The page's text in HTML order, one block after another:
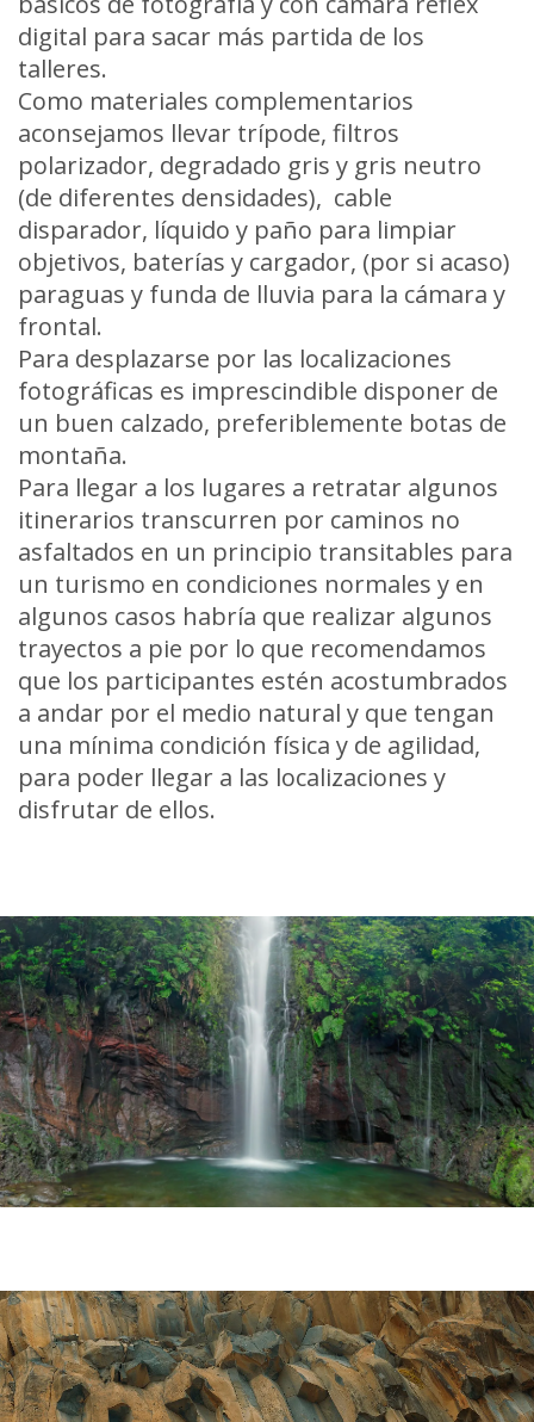
digital para sacar más partida de los
talleres.
Como materiales complementarios
aconsejamos llevar trípode, filtros
polarizador, degradado gris y gris neutro
(de diferentes densidades), cable
disparador, líquido y paño para limpiar
objetivos, baterías y cargador, (por si acaso)
paraguas y funda de lluvia para la cámara y
frontal.
Para desplazarse por las localizaciones
fotográficas es imprescindible disponer de
un buen calzado, preferiblemente botas de
montaña.
Para llegar a los lugares a retratar algunos
itinerarios transcurren por caminos no
asfaltados en un principio transitables para
un turismo en condiciones normales y en
algunos casos habría que realizar algunos
trayectos a pie por lo que recomendamos
que los participantes estén acostumbrados
a andar por el medio natural y que tengan
una mínima condición física y de agilidad,
para poder llegar a las localizaciones y
disfrutar de ellos.